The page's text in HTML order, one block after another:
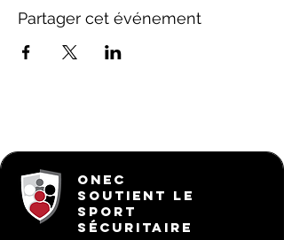
Partager cet événement
ONEC
SOUTIENT LE
SPORT
SÉCURITAIRE